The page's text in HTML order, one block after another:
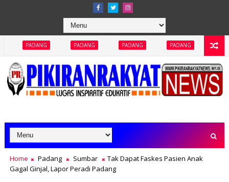
PADANG PADANG PADANG PADANG
Home Padang Sumbar
Tak Dapat Faskes Pasien Anak
Gagal Ginjal, Lapor Peradi Padang